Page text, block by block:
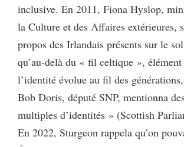
inclusive. En 2011, Fiona Hyslop,
la Culture et des Affaires extérieures,
propos des Irlandais présents sur le
qu’au-delà du « fil celtique », élément
l’identité évolue au fil des
Bob Doris, député SNP, mentionna
multiples d’identités » (Scottish
En 2022, Sturgeon rappela qu’on